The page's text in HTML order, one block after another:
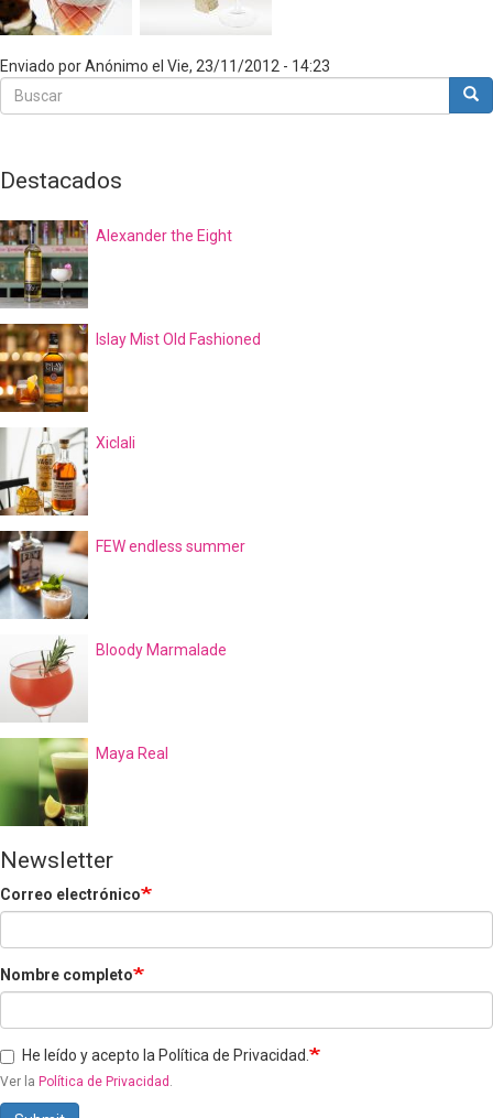
Enviado porAnónimo el Vie, 23/11/2012 - 14:23
Buscar
Buscar
Destacados
Alexander the Eight
Islay Mist Old Fashioned
Xiclali
FEW endless summer
Bloody Marmalade
Maya Real
Newsletter
Correo electrónico
Nombre completo
He leído y acepto la Política de Privacidad.
Ver la Política de Privacidad .